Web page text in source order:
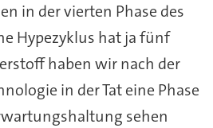
in der vierten Phase des
Hypezyklus hat ja fünf
haben wir nach der
in der Tat eine Phase
sehen